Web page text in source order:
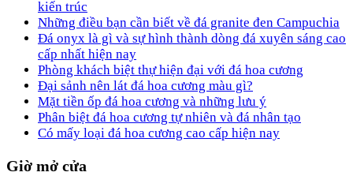
kiến trúc
Những điều bạn cần biết về đá granite đen Campuchia
Đá onyx là gì và sự hình thành dòng đá xuyên sáng cao
cấp nhất hiện nay
Phòng khách biệt thự hiện đại với đá hoa cương
Đại sảnh nên lát đá hoa cương màu gì?
Mặt tiền ốp đá hoa cương và những lưu ý
Phân biệt đá hoa cương tự nhiên và đá nhân tạo
Có mấy loại đá hoa cương cao cấp hiện nay
Giờ mở cửa